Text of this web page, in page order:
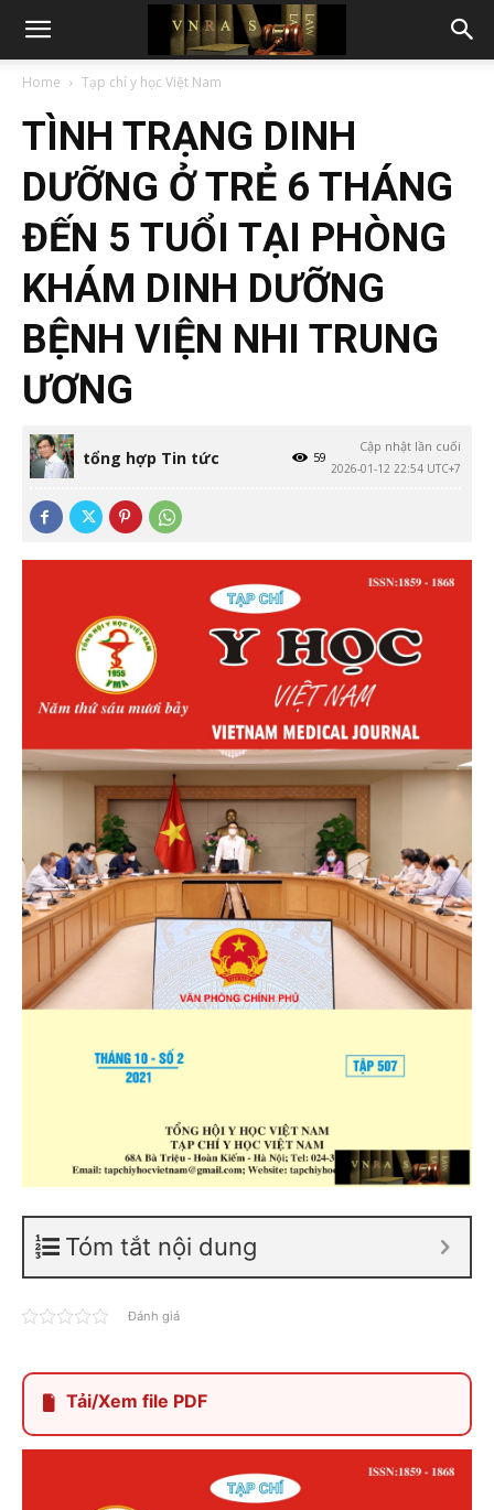
Home Tạp chí y học Việt Nam
TÌNH TRẠNG DINH
DƯỠNG Ở TRẺ 6 THÁNG
ĐẾN 5 TUỔI TẠI PHÒNG
KHÁM DINH DƯỠNG
BỆNH VIỆN NHI TRUNG
ƯƠNG
tổng hợp Tin tức
Cập nhật lần cuối
2026-01-12 22:54 UTC+7
59
Tóm tắt nội dung
Đánh giá
Tải/Xem file PDF